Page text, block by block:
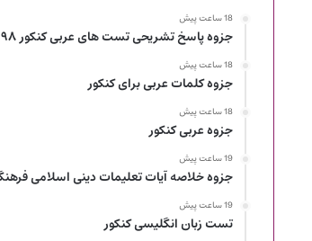
18 ساعت پیش
جزوه پاسخ تشریحی تست های عربی کنکور ۹۸ هنر
18 ساعت پیش
جزوه کلمات عربی برای کنکور
18 ساعت پیش
جزوه عربی کنکور
19 ساعت پیش
جزوه خلاصه آیات تعلیمات دینی اسلامی
19 ساعت پیش
تست زبان انگلیسی کنکور